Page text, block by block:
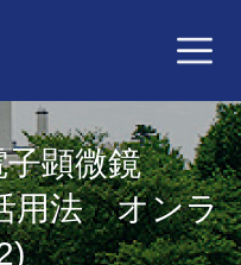
顕微鏡
用法 オンラ